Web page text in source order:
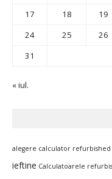
17
18 19
24
25 26
31
« iul.
alegere calculator refurbished
ieftine Calculatoarele